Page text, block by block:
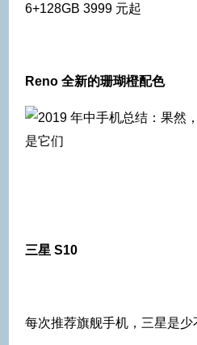
6+128GB 3999 元起
Reno 全新的珊瑚橙配色
三星 S10
每次推荐旗舰手机，三星是少